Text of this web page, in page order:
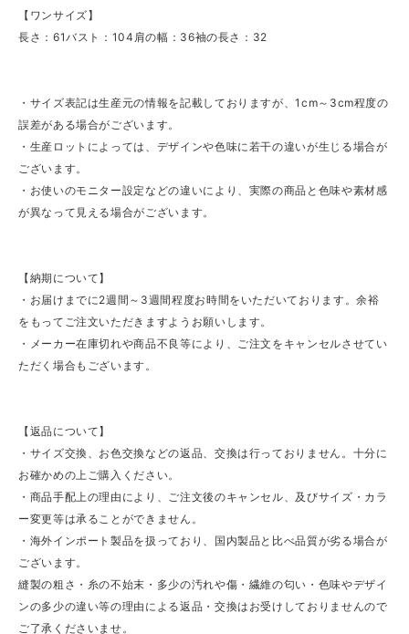
【ワンサイズ】
長さ：61バスト：104肩の幅：36袖の長さ：32
・サイズ表記は生産元の情報を記載しておりますが、1cm～3cm程度の
誤差がある場合がございます。
・生産ロットによっては、デザインや色味に若干の違いが生じる場合が
ございます。
・お使いのモニター設定などの違いにより、実際の商品と色味や素材感
が異なって見える場合がございます。
【納期について】
・お届けまでに2週間～3週間程度お時間をいただいております。余裕
をもってご注文いただきますようお願いします。
・メーカー在庫切れや商品不良等により、ご注文をキャンセルさせてい
ただく場合もございます。
【返品について】
・サイズ交換、お色交換などの返品、交換は行っておりません。十分に
お確かめの上ご購入ください。
・商品手配上の理由により、ご注文後のキャンセル、及びサイズ・カラ
ー変更等は承ることができません。
・海外インポート製品を扱っており、国内製品と比べ品質が劣る場合が
ございます。
縫製の粗さ・糸の不始末・多少の汚れや傷・繊維の匂い・色味やデザイ
ンの多少の違い等の理由による返品・交換はお受けしておりませんので
ご了承くださいませ。